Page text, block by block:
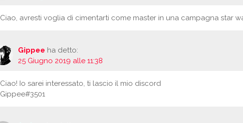
Ciao, avresti voglia di cimentarti come master in una campagna star
Gippee ha detto:
25 Giugno 2019 alle 11:38
Ciao! Io sarei interessato, ti lascio il mio discord
Gippee#3501